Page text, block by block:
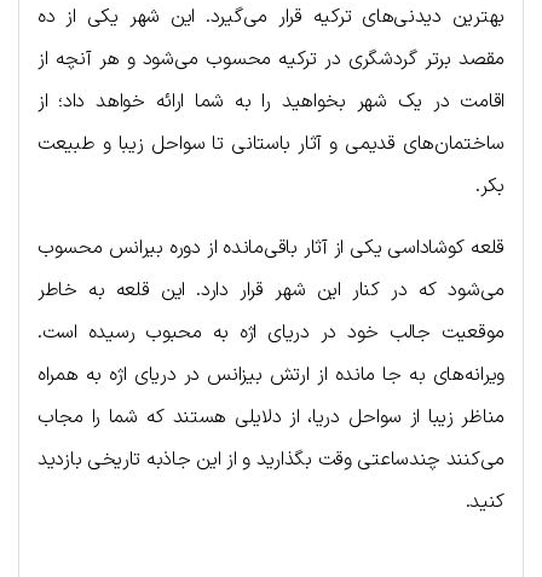
بهترین دیدنی‌های ترکیه قرار می‌گیرد. این شهر یکی از ده
مقصد برتر گردشگری در ترکیه محسوب می‌شود و هر آنچه از
اقامت در یک شهر بخواهید را به شما ارائه خواهد داد؛ از
ساختمان‌های قدیمی و آثار باستانی تا سواحل زیبا و طبیعت
بکر.
قلعه کوشاداسی یکی از آثار باقی‌مانده از دوره بیرانس محسوب
می‌شود که در کنار این شهر قرار دارد. این قلعه به خاطر
موقعیت جالب خود در دریای اژه به محبوب رسیده است.
ویرانه‌های به جا مانده از ارتش بیزانس در دریای اژه به همراه
مناظر زیبا از سواحل دریا، از دلایلی هستند که شما را مجاب
می‌کنند چندساعتی وقت بگذارید و از این جاذبه تاریخی بازدید
کنید.